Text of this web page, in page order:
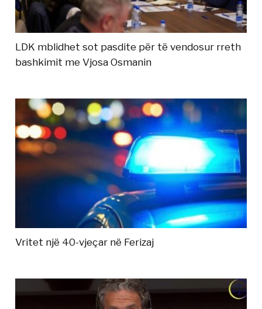
LDK mblidhet sot pasdite për të vendosur rreth
bashkimit me Vjosa Osmanin
Vritet një 40-vjeçar në Ferizaj